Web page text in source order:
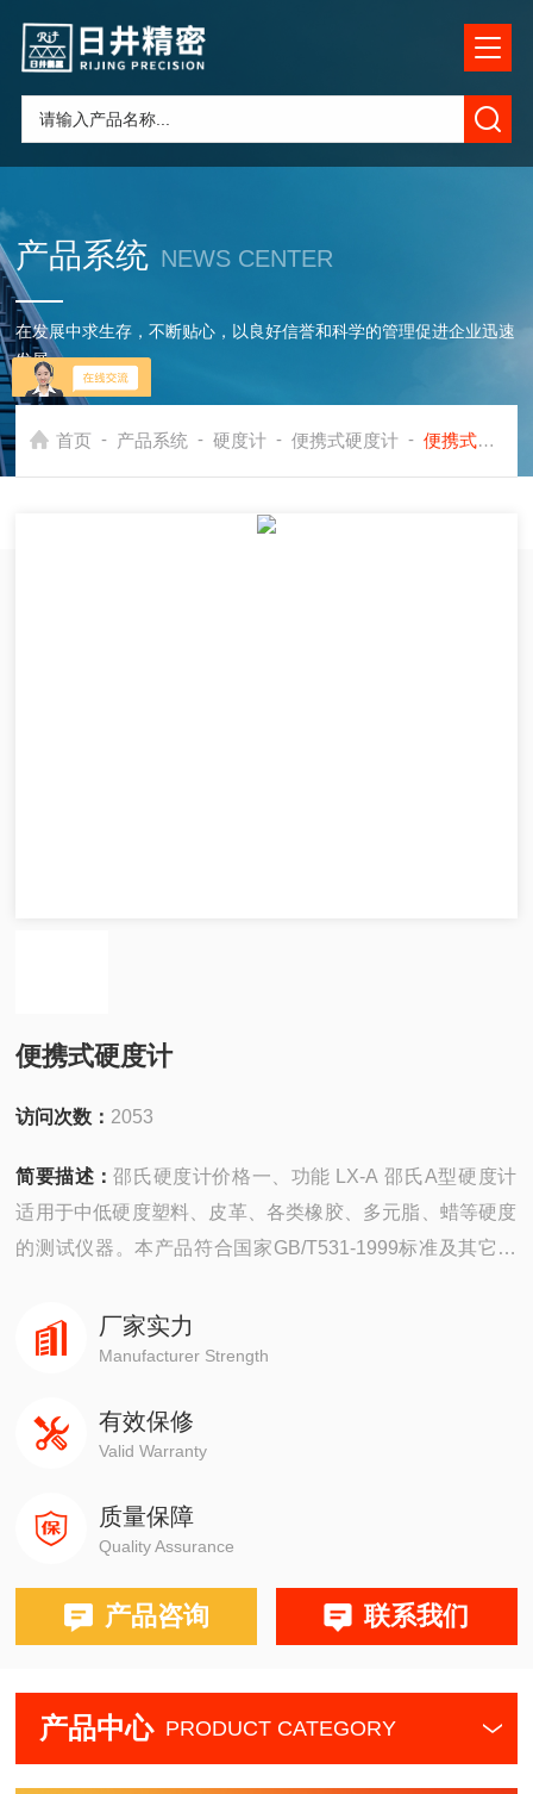
产品系统 NEWS CENTER
在发展中求生存，不断贴心，以良好信誉和科学的管理促进企业迅速
发展
首页 - 产品系统 - 硬度计 - 便携式硬度计 - 便携式硬度计
便携式硬度计
访问次数： 2053
简要描述：邵氏硬度计价格一、功能 LX-A 邵氏A型硬度计
适用于中低硬度塑料、皮革、各类橡胶、多元脂、蜡等硬度
的测试仪器。本产品符合国家GB/T531-1999标准及其它相
厂家实力
Manufacturer Strength
有效保修
Valid Warranty
质量保障
Quality Assurance
产品咨询 联系我们
产品中心 PRODUCT CATEGORY